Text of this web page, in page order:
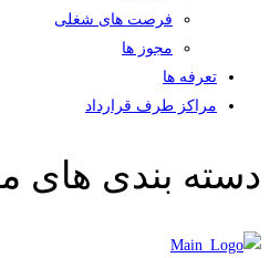
فرصت های شغلی
مجوز ها
تعرفه ها
مراکز طرف قرارداد
دسته بندی های